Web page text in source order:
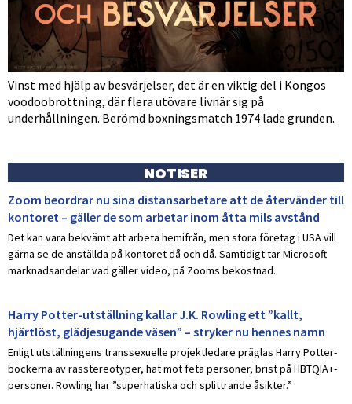
Vinst med hjälp av besvärjelser, det är en viktig del i Kongos
voodoobrottning, där flera utövare livnär sig på
underhållningen. Berömd boxningsmatch 1974 lade grunden.
NOTISER
Zoom beordrar nu sina distansarbetare att de återvänder till
kontoret – gäller de som arbetar inom åtta mils avstånd
Det kan vara bekvämt att arbeta hemifrån, men stora företag i USA vill
gärna se de anställda på kontoret då och då. Samtidigt tar Microsoft
marknadsandelar vad gäller video, på Zooms bekostnad.
Harry Potter-utställning kallar J.K. Rowling ett ”kallt,
hjärtlöst, glädjesugande väsen” – stryker nu hennes namn
Enligt utställningens transsexuelle projektledare präglas Harry Potter-
böckerna av rasstereotyper, hat mot feta personer, brist på HBTQIA+-
personer. Rowling har ”superhatiska och splittrande åsikter.”